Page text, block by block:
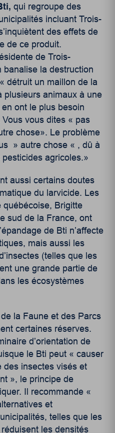
qui regroupe des
incluant Trois-
des effets de
de ce produit.
de Trois-
banalise la destruction
détruit un maillon de la
plusieurs animaux à une
ont le plus besoin
vous dites « pas
chose». Le problème
» autre chose « , dû à
pesticides agricoles.»
aussi certains doutes
du larvicide. Les
québécoise, Brigitte
sud de la France, ont
de Bti n’affecte
mais aussi les
(telles que les
une grande partie de
les écosystèmes
la Faune et des Parcs
certaines réserves.
d’orientation de
le Bti peut « causer
des insectes visés et
», le principe de
Il recommande «
et
telles que les
les densités